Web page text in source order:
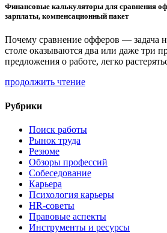
Финансовые калькуляторы для сравнения
зарплаты, компенсационный пакет
Почему сравнение офферов — задача
столе оказываются два или даже три
предложения о работе, легко
продолжить чтение
Рубрики
Поиск работы
Рынок труда
Резюме
Обзоры профессий
Собеседование
Карьера
Психология карьеры
HR-советы
Правовые аспекты
Инструменты и ресурсы